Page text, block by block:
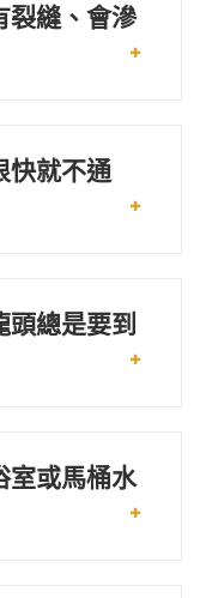
裂縫、會滲
快就不通
總是要到
室或馬桶水